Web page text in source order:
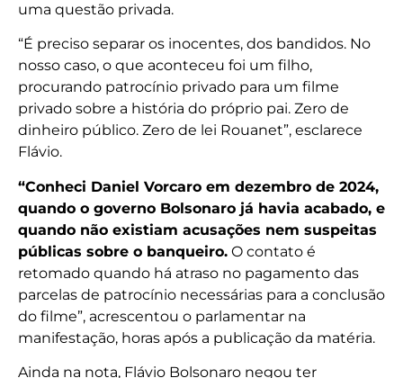
uma questão privada.
“É preciso separar os inocentes, dos bandidos. No
nosso caso, o que aconteceu foi um filho,
procurando patrocínio privado para um filme
privado sobre a história do próprio pai. Zero de
dinheiro público. Zero de lei Rouanet”, esclarece
Flávio.
“Conheci Daniel Vorcaro em dezembro de 2024,
quando o governo Bolsonaro já havia acabado, e
quando não existiam acusações nem suspeitas
públicas sobre o banqueiro. O contato é
retomado quando há atraso no pagamento das
parcelas de patrocínio necessárias para a conclusão
do filme”, acrescentou o parlamentar na
manifestação, horas após a publicação da matéria.
Ainda na nota, Flávio Bolsonaro negou ter